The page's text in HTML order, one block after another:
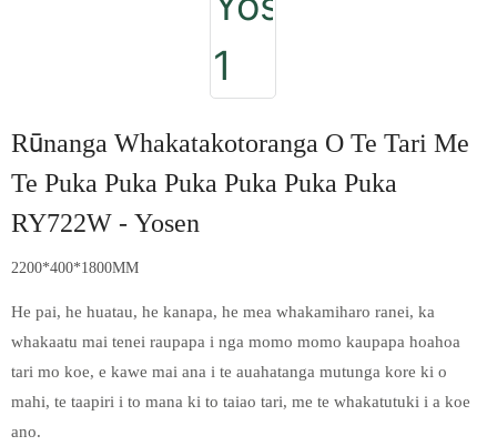
Rūnanga Whakatakotoranga O Te Tari Me
Te Puka Puka Puka Puka Puka Puka
RY722W - Yosen
2200*400*1800MM
He pai, he huatau, he kanapa, he mea whakamiharo ranei, ka
whakaatu mai tenei raupapa i nga momo momo kaupapa hoahoa
tari mo koe, e kawe mai ana i te auahatanga mutunga kore ki o
mahi, te taapiri i to mana ki to taiao tari, me te whakatutuki i a koe
ano.